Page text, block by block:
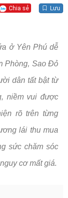
Chia sẻ Lưu
ở Yên Phú dễ
Phòng, Sao Đỏ
dân tất bật từ
niềm vui được
rõ trên từng
lái thu mua
sức chăm sóc
cơ mất giá.